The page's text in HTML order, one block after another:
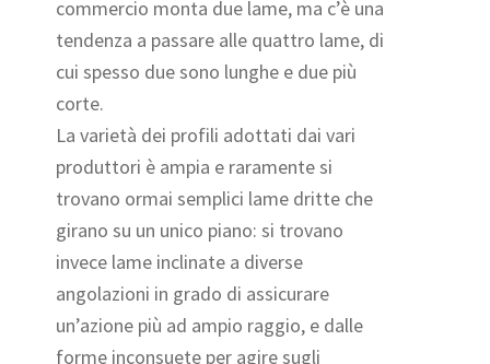
commercio monta due lame, ma c’è una
tendenza a passare alle quattro lame, di
cui spesso due sono lunghe e due più
corte.
La varietà dei profili adottati dai vari
produttori è ampia e raramente si
trovano ormai semplici lame dritte che
girano su un unico piano: si trovano
invece lame inclinate a diverse
angolazioni in grado di assicurare
un’azione più ad ampio raggio, e dalle
forme inconsuete per agire sugli